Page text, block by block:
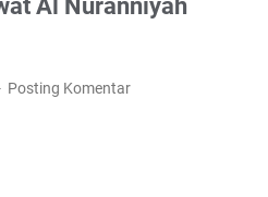
Al Nuranniyah
Posting Komentar